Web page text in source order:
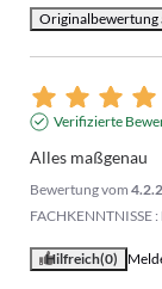
Originalbewertung
Verifizierte
Alles maßgenau
Bewertung vom
FACHKENNTNISSE :
Hilfreich(0)